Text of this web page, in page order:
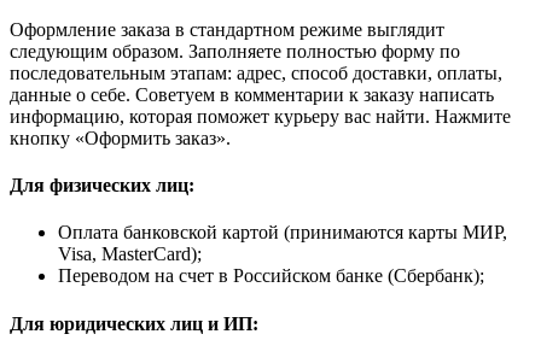
Оформление заказа в стандартном режиме выглядит
следующим образом. Заполняете полностью форму по
последовательным этапам: адрес, способ доставки, оплаты,
данные о себе. Советуем в комментарии к заказу написать
информацию, которая поможет курьеру вас найти. Нажмите
кнопку «Оформить заказ».
Для физических лиц:
Оплата банковской картой (принимаются карты МИР,
Visa, MasterCard);
Переводом на счет в Российском банке (Сбербанк);
Для юридических лиц и ИП: